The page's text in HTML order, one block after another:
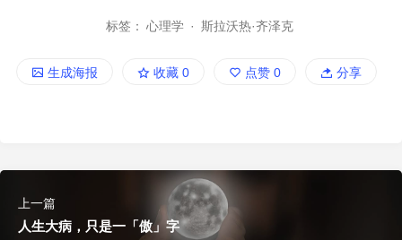
标签： 心理学 · 斯拉沃热·齐泽克
生成海报 收藏 0 点赞 0 分享
上一篇
人生大病，只是一「傲」字